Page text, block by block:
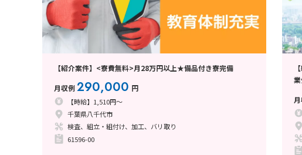
【紹介案件】<寮費無料>月28万円以上★備品付き寮完備
月収例290,000 円
【時給】1,510円～
千葉県八千代市
検査、組立・組付け、加工、バリ取り
61596-00